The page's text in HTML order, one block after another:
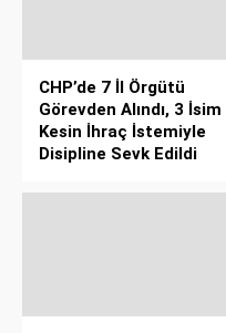
CHP’de 7 İl Örgütü
Görevden Alındı, 3 İsim
Kesin İhraç İstemiyle
Disipline Sevk Edildi